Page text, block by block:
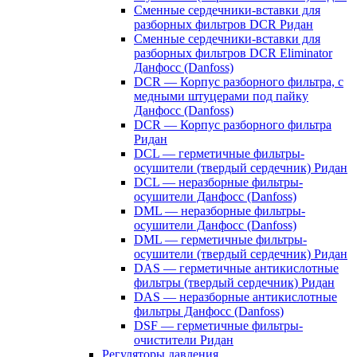
Сменные сердечники-вставки для
разборных фильтров DCR Ридан
Сменные сердечники-вставки для
разборных фильтров DCR Eliminator
Данфосс (Danfoss)
DCR — Корпус разборного фильтра, с
медными штуцерами под пайку
Данфосс (Danfoss)
DCR — Корпус разборного фильтра
Ридан
DCL — герметичные фильтры-
осушители (твердый сердечник) Ридан
DCL — неразборные фильтры-
осушители Данфосс (Danfoss)
DML — неразборные фильтры-
осушители Данфосс (Danfoss)
DML — герметичные фильтры-
осушители (твердый сердечник) Ридан
DAS — герметичные антикислотные
фильтры (твердый сердечник) Ридан
DAS — неразборные антикислотные
фильтры Данфосс (Danfoss)
DSF — герметичные фильтры-
очистители Ридан
Регуляторы давления